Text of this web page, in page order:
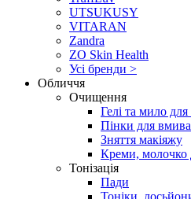
UTSUKUSY
VITARAN
Zandra
ZO Skin Health
Усі бренди >
Обличчя
Очищення
Гелі та мило
Пінки для
Зняття макіяжу
Креми, молочко
Тонізація
Пади